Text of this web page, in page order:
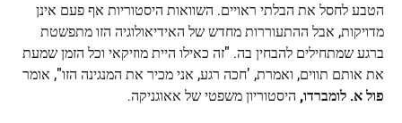
הטבע לחסל את הבלתי ראויים. השוואות היסטוריות אף פעם אינן
מדויקות, אבל ההתעוררות מחדש של האידיאולוגיה הזו מתפשטת
ברגע שמתחילים להבחין בה. "זה כאילו היית מוזיקאי וכל הזמן שמעת
את אותם תווים, ואמרת, 'חכה רגע, אני מכיר את המנגינה הזו", אומר
פול א. לומברדו, היסטוריון משפטי של אאוגניקה.